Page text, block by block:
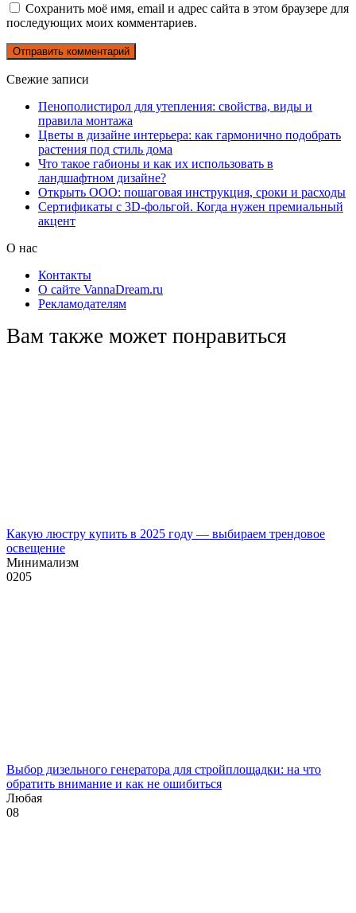
Сохранить моё имя, email и адрес сайта в этом браузере для
последующих моих комментариев.
Свежие записи
Пенополистирол для утепления: свойства, виды и
правила монтажа
Цветы в дизайне интерьера: как гармонично подобрать
растения под стиль дома
Что такое габионы и как их использовать в
ландшафтном дизайне?
Открыть ООО: пошаговая инструкция, сроки и расходы
Сертификаты с 3D-фольгой. Когда нужен премиальный
акцент
О нас
Контакты
О сайте VannaDream.ru
Рекламодателям
Вам также может понравиться
Какую люстру купить в 2025 году — выбираем трендовое
освещение
Минимализм
0205
Выбор дизельного генератора для стройплощадки: на что
обратить внимание и как не ошибиться
Любая
08